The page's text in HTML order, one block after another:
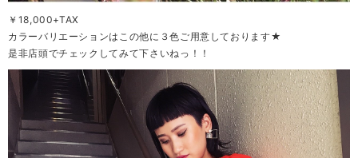
￥18,000+TAX
カラーバリエーションはこの他に３色ご用意しております★
是非店頭でチェックしてみて下さいねっ！！